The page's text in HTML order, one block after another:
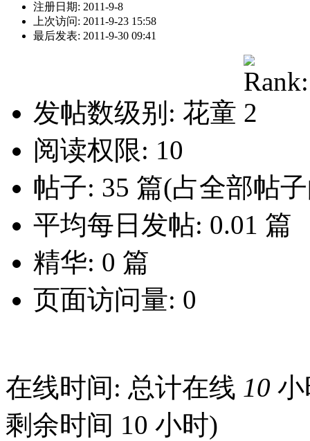
注册日期: 2011-9-8
上次访问: 2011-9-23 15:58
最后发表: 2011-9-30 09:41
发帖数级别: 花童
阅读权限: 10
帖子: 35 篇(占全部帖
平均每日发帖: 0.01 篇
精华: 0 篇
页面访问量: 0
在线时间: 总计在线 10
剩余时间 10 小时)